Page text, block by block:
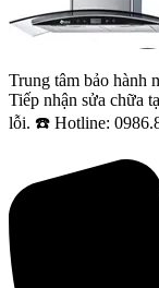
Trung tâm bảo hành
Tiếp nhận sửa chữa
lỗi. ☎️ Hotline: